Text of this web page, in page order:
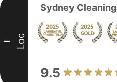
I Loc
Sydney Cleaning
9.5